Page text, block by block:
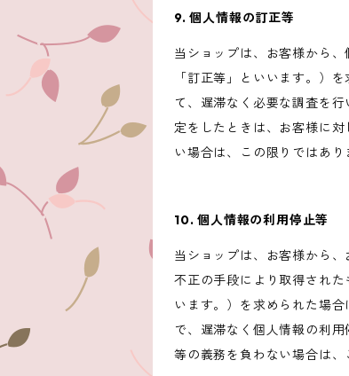
9. 個人情報の訂正等
当ショップは、お客様から
「訂正等」といいます。）
て、遅滞なく必要な調査を
定をしたときは、お客様に
い場合は、この限りではあり
10. 個人情報の利用停止等
当ショップは、お客様から
不正の手段により取得され
います。）を求められた場
で、遅滞なく個人情報の利
等の義務を負わない場合は、